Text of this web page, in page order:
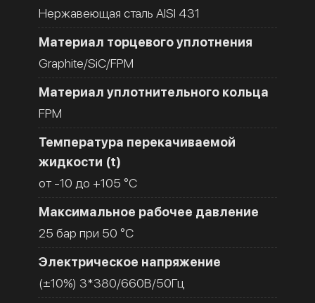
Нержавеющая сталь AISI 431
Материал торцевого уплотнения
Graphite/SiC/FPM
Материал уплотнительного кольца
FPM
Температура перекачиваемой
жидкости (t)
от -10 до +105 °C
Максимальное рабочее давление
25 бар при 50 °C
Электрическое напряжение
(±10%) 3*380/660В/50Гц